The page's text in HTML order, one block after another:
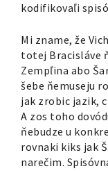
kodifikovaľi
Mi zname, že
totej Bracisláve
Zempľina abo
šebe ňemuseju
jak zrobic jazik,
A zos toho
ňebudze u
rovnaki kiks jak
narečim.